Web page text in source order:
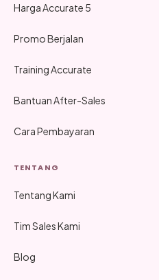
Harga Accurate 5
Promo Berjalan
Training Accurate
Bantuan After-Sales
Cara Pembayaran
TENTANG
Tentang Kami
Tim Sales Kami
Blog